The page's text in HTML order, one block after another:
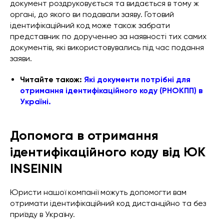
документ роздруковується та видається в тому ж
органі, до якого ви подавали заяву. Готовий
ідентифікаційний код може також забрати
представник по дорученню за наявності тих самих
документів, які використовувались під час подання
заяви.
Читайте також: Які документи потрібні для
отримання ідентифікаційного коду (РНОКПП) в
Україні.
Допомога в отримання
ідентифікаційного коду від ЮК
INSEININ
Юристи нашої компанії можуть допомогти вам
отримати ідентифікаційний код дистанційно та без
приїзду в Україну.